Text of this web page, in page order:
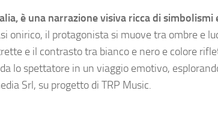
è una narrazione visiva ricca di simbolismi
onirico, il protagonista si muove tra ombre e
e il contrasto tra bianco e nero e colore
lo spettatore in un viaggio emotivo,
Srl, su progetto di TRP Music.